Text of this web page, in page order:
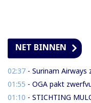
NET BINNEN
02:37 - Surinam Airways zet toestel
01:55 - OGA pakt zwerfvuil en
01:10 - STICHTING MULOKOT EN PARTNERS